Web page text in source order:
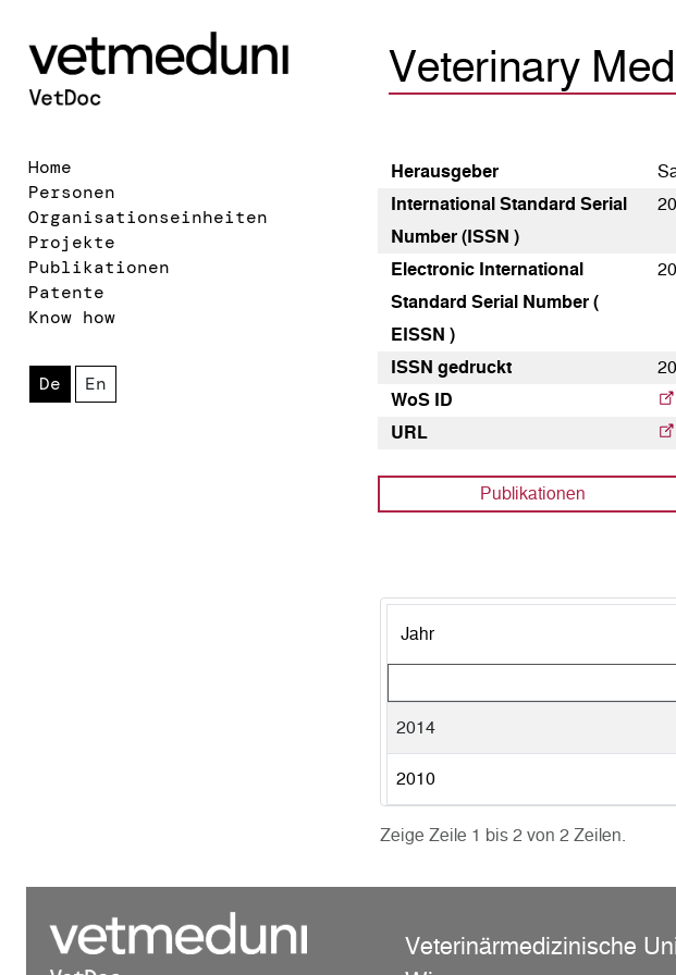
Home
Personen
Organisationseinheiten
Projekte
Publikationen
Patente
Know how
De En
Veterinary
Heraus­geber
International Standard Serial
Number (ISSN )
Electronic International
Standard Serial Number (
EISSN )
ISSN gedruckt
WoS ID
URL
Publikationen
Jahr
2014
2010
Zeige Zeile 1 bis 2 von 2 Zeilen.
Veterinärmedizinische